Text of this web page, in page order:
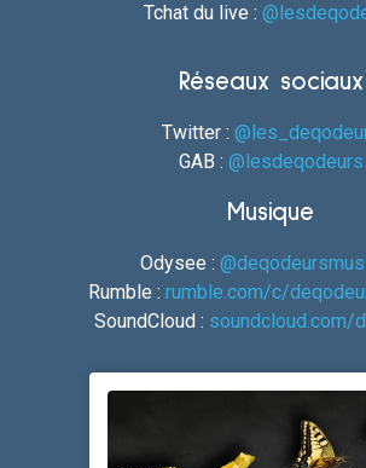
Tchat du live :
Réseaux sociaux
Twitter :
GAB : @lesdeqodeurs
Musique
Odysee :
Rumble : rumble.com/c/
SoundCloud : soundcloud.com/